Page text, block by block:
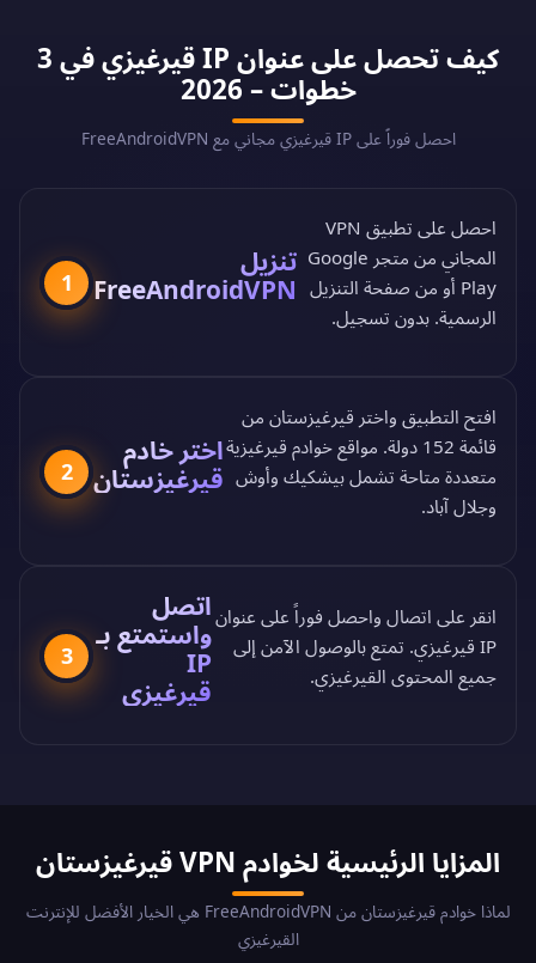
كيف تحصل على عنوان IP قيرغيزي في 3
خطوات – 2026
احصل فوراً على IP قيرغيزي مجاني مع FreeAndroidVPN
1
تنزيل
FreeAndroidVPN
احصل على تطبيق VPN
المجاني من
متجر Google
Play أو من صفحة التنزيل
الرسمية. بدون تسجيل.
2
اختر خادم
قيرغيزستان
افتح التطبيق واختر قيرغيزستان من
قائمة 152 دولة
. مواقع خوادم قيرغيزية
متعددة متاحة تشمل بيشكيك وأوش
وجلال آباد.
3
اتصل
واستمتع بـ
IP
قيرغيزي
انقر على اتصال واحصل فوراً على عنوان
IP قيرغيزي. تمتع بالوصول الآمن إلى
جميع المحتوى القيرغيزي.
المزايا الرئيسية لخوادم VPN قيرغيزستان
لماذا خوادم قيرغيزستان من FreeAndroidVPN هي الخيار الأفضل للإنترنت
القيرغيزي